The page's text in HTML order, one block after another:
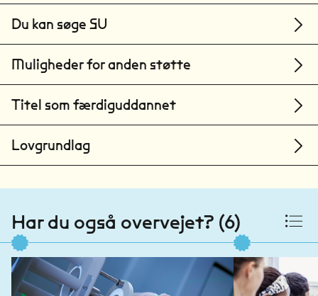
Aalborg Universitet
Aalborg
Aarhus Universitet
Aarhus
Du kan søge SU
Muligheder for anden støtte
Titel som færdiguddannet
Lovgrundlag
Har du også overvejet? (6)